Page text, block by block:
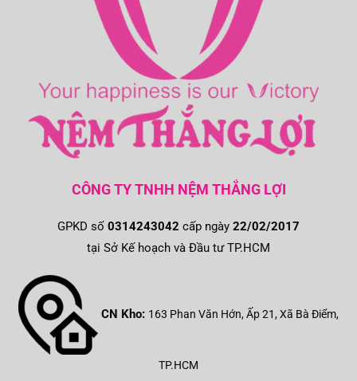
CÔNG TY TNHH NỆM THẮNG LỢI
GPKD số 0314243042 cấp ngày 22/02/2017
tại Sở Kế hoạch và Đầu tư TP.HCM
CN Kho: 163 Phan Văn Hớn, Ấp 21, Xã Bà Điểm,
TP.HCM